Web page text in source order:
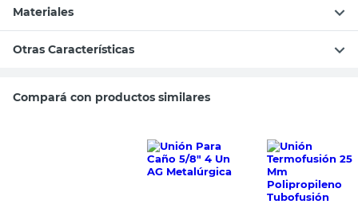
Materiales
Otras Características
Compará con productos similares